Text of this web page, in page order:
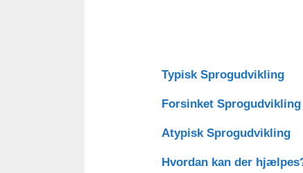
Typisk Sprogudvikling
Forsinket Sprogudvikling
Atypisk Sprogudvikling
Hvordan kan der